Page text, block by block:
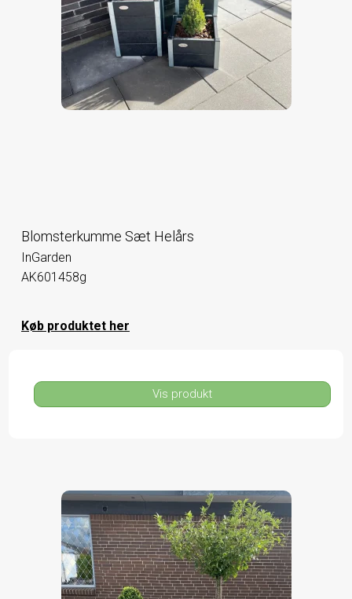
Blomsterkumme Sæt Helårs
InGarden
AK601458g
Køb produktet her
Vis produkt